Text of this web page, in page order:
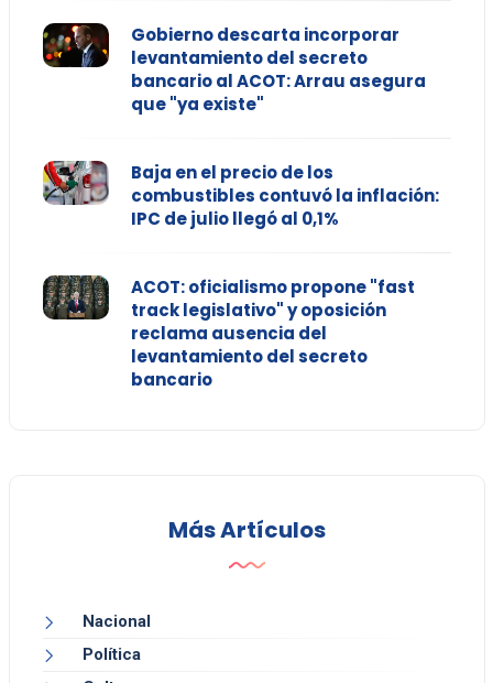
Gobierno descarta incorporar
levantamiento del secreto
bancario al ACOT: Arrau asegura
que "ya existe"
Baja en el precio de los
combustibles contuvó la inflación:
IPC de julio llegó al 0,1%
ACOT: oficialismo propone "fast
track legislativo" y oposición
reclama ausencia del
levantamiento del secreto
bancario
Más Artículos
Nacional
Política